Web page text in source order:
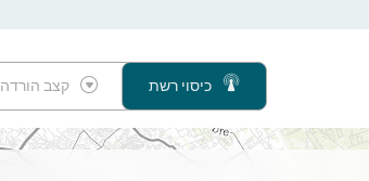
כיסוי רשת קצב הורדה